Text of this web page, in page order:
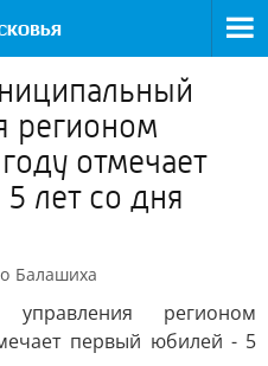
регионом
отмечает
лет со дня
Балашиха
регионом
первый юбилей - 5